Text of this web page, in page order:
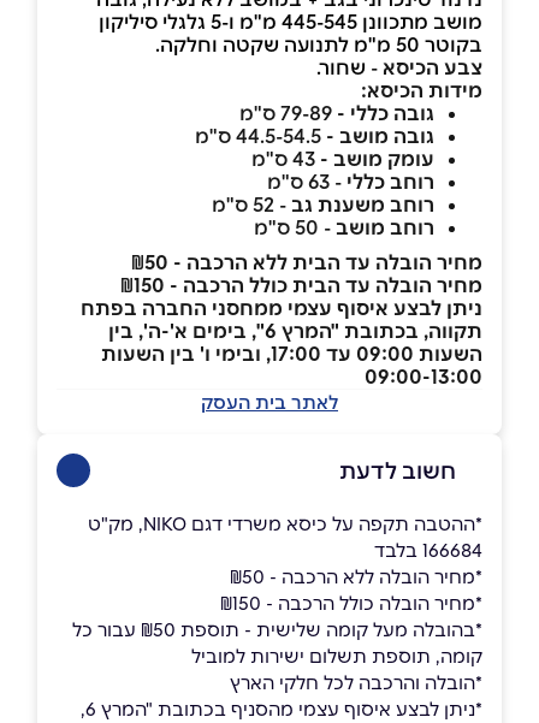
מושב מתכוונן 445-545 מ"מ ו-5 גלגלי סיליקון
בקוטר 50 מ"מ לתנועה שקטה וחלקה.
צבע הכיסא - שחור.
מידות הכיסא:
גובה כללי -
גובה מושב -
עומק מושב -
רוחב כללי - 63 ס"מ
רוחב משענת גב - 52 ס"מ
רוחב מושב - 50 ס"מ
מחיר הובלה עד הבית ללא הרכבה - ₪50
מחיר הובלה עד הבית כולל הרכבה - ₪150
ניתן לבצע איסוף עצמי ממחסני החברה בפתח
תקווה, בכתובת "המרץ 6", בימים א'-ה', בין
השעות 09:00 עד 17:00, ובימי ו' בין השעות
09:00-13:00
לאתר בית העסק
חשוב לדעת
*ההטבה תקפה על כיסא משרדי דגם NIKO, מק"ט
166684 בלבד
*מחיר הובלה ללא הרכבה - ₪50
*מחיר הובלה כולל הרכבה - ₪150
*בהובלה מעל קומה שלישית - תוספת ₪50 עבור כל
קומה, תוספת תשלום ישירות למוביל
*הובלה והרכבה לכל חלקי הארץ
*ניתן לבצע איסוף עצמי מהסניף בכתובת "המרץ 6,